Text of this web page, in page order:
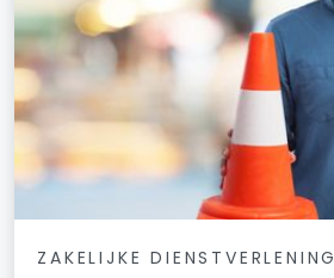
ZAKELIJKE DIENSTVERLENING